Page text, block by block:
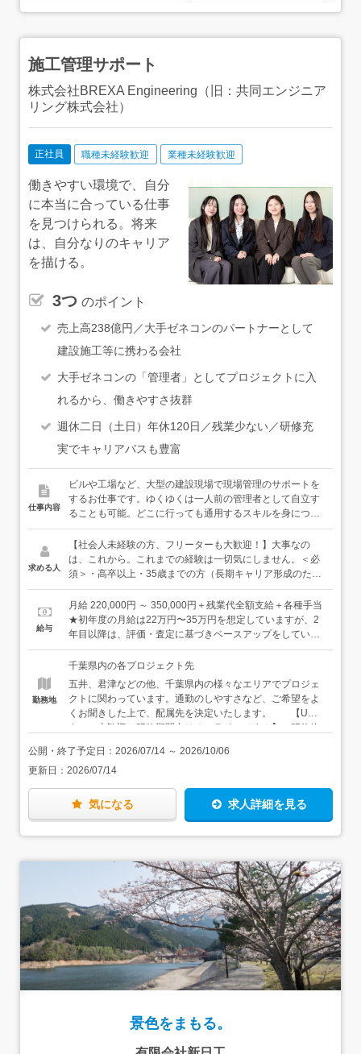
キストや願書を無料で配布しています！資格取得後は、資
ていますので、ぜひチャレンジしてみてくださいね！
施工管理サポート
株式会社BREXA Engineering（旧：共同エンジニア
リング株式会社）
正社員 職種未経験歓迎 業種未経験歓迎
働きやすい環境で、自分
に本当に合っている仕事
を見つけられる。将来
は、自分なりのキャリア
を描ける。
3つ のポイント
売上高238億円／大手ゼネコンのパートナーとして
建設施工等に携わる会社
大手ゼネコンの「管理者」としてプロジェクトに入
れるから、働きやすさ抜群
週休二日（土日）年休120日／残業少ない／研修充
実でキャリアパスも豊富
仕事内容
ビルや工場など、大型の建設現場で現場管理のサポートを
するお仕事です。ゆくゆくは一人前の管理者として自立す
ることも可能。どこに行っても通用するスキルを身につけ
ることができる環境です。充実した環境で、あなたを大事
に育てます。＜具体的には…＞●安全管理のサポート：職
人さんが怪我をしないように危険な箇所に目印をつけ、事
前に周知したり、熱中症にならないよう水分補給のお声が
造られているかを確認し、写真を撮って記録を残します。
●スケジュール管理：工事スケジュールが予定通り進むよ
うに、作業内容や材料の搬入時間などを記入します。など
の勤務経験がない方は、挨拶や敬語の使い方等、ビジネス
マナーから習得することができますし、メモの取り方や
TODOリストの作成方法等、仕事を円滑に進めるための基
本だってイチから学ぶことができます。パソコンの使い方
も入社後にじっくり覚えていきましょう。メールや報告書
作成の手順も、この研修プログラムに含まれているので、
何の心配もなく仕事を始めることができます。
求める人
【社会人未経験の方、フリーターも大歓迎！】大事なの
は、これから。これまでの経験は一切気にしません。＜必
須＞・高卒以上・35歳までの方（長期キャリア形成のた
め）＜歓迎＞・普通自動車免許をお持ちの方（AT限定で
OK）・みんなで力を合わせて何かを達成する喜びを感じて
みたい方・自分の将来をより良いものにするために、一歩
一歩学んでいきたい方居酒屋スタッフ・アミューズメント
の仲間たちが、経験・知識ゼロから立派な管理者・技術者
トで、あなたのキャリアを全力で応援します！
給与
月給 220,000円 ～ 350,000円＋残業代全額支給＋各種手当
★初年度の月給は22万円〜35万円を想定していますが、2
年目以降は、評価・査定に基づきベースアップをしていき
ます。【年収例】年収450万円：22歳／未経験入社1年目
（賞与・残業代含む）年収500万円：29歳／未経験入社6年
目（賞与・残業代・各種手当含む）年収600万円：35歳／
未経験入社11年目（賞与・残業代・各種手当含む）
勤務地
千葉県内の各プロジェクト先
五井、君津などの他、千葉県内の様々なエリアでプロジェ
クトに関わっています。通勤のしやすさなど、ご希望をよ
くお聞きした上で、配属先を決定いたします。 【U・I
ターン大歓迎／研修期間中はオンラインです！】 研修終
す。 【家具家電付きの単身用社宅有】 お住まいから
通勤が難しい方は、家具・家電付きの単身用社宅を利用す
うえ、家賃半額補助（地域別に上限あり）もあるので、最
小限の出費に抑えて、新しい仕事・新しい生活を始められ
公開・終了予定日： 2026/07/14 ～ 2026/10/06
更新日： 2026/07/14
気になる 求人詳細を見る
景色をまもる。